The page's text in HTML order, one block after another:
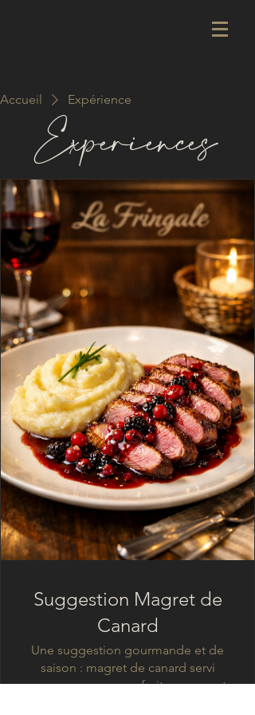
Accueil Expérience
Expériences
Suggestion Magret de
Canard
Une suggestion gourmande et de
saison : magret de canard servi
avec une sauce aux fruits rouges et